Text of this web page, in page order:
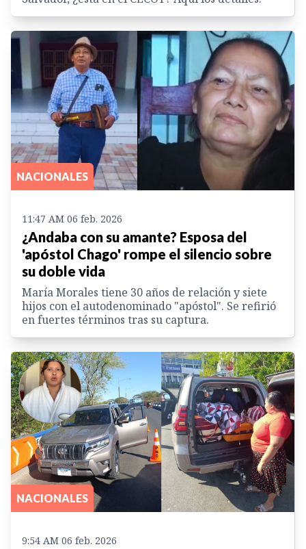
NACIONALES
11:47 AM 06 feb. 2026
¿Andaba con su amante? Esposa del
'apóstol Chago' rompe el silencio sobre
su doble vida
María Morales tiene 30 años de relación y siete
hijos con el autodenominado "apóstol". Se refirió
en fuertes términos tras su captura.
NACIONALES
9:54 AM 06 feb. 2026